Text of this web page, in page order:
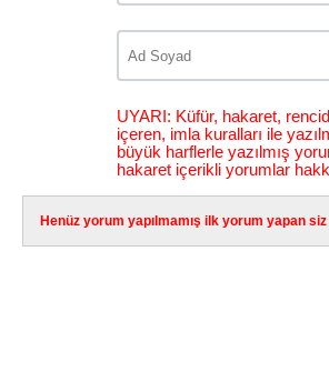
UYARI: Küfür, hakaret,
içeren, imla kuralları ile
büyük harflerle yazılmış
hakaret içerikli yorumlar
Henüz yorum yapılmamış ilk yorum yapan siz